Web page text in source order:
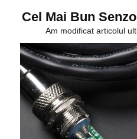
Cel Mai Bun
Am modificat articolul